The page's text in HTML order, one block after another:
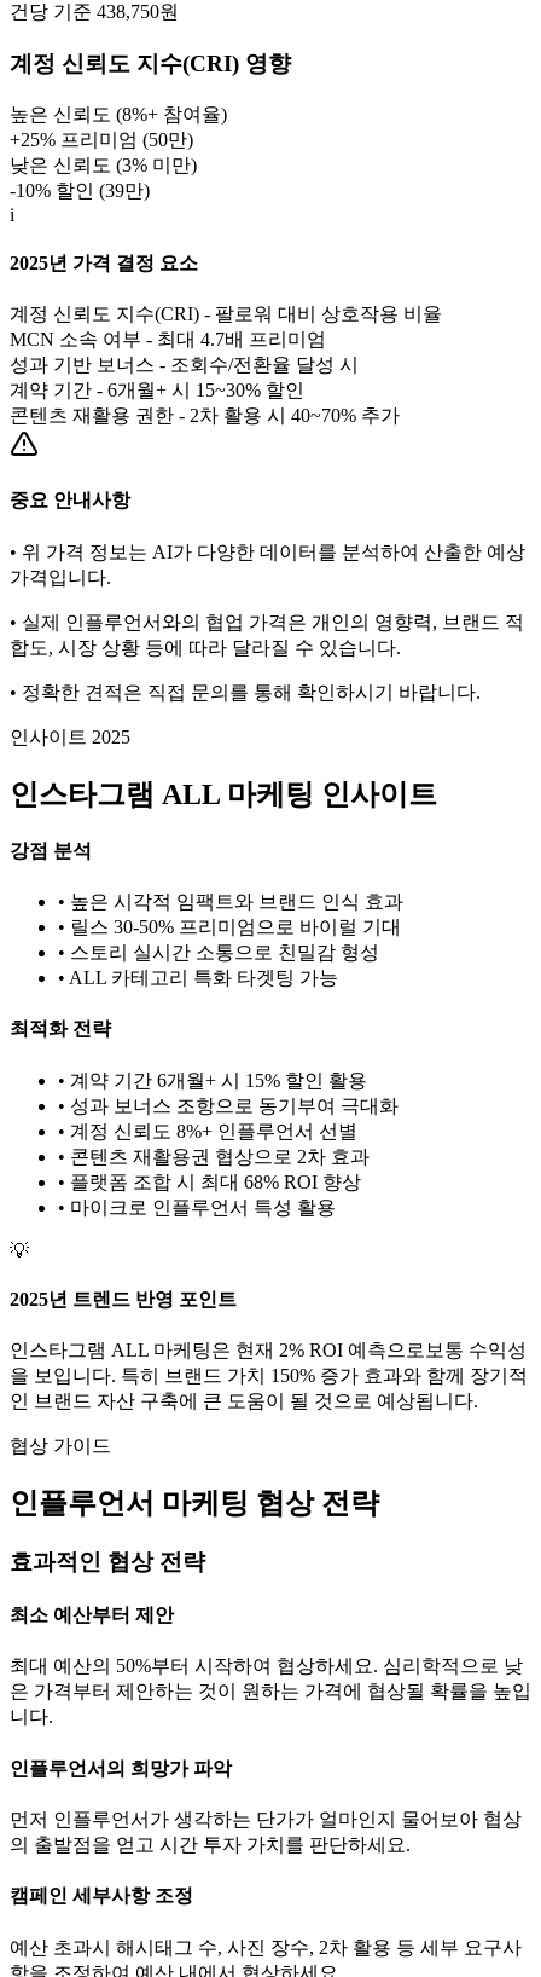
건당 기준 438,750원
계정 신뢰도 지수(CRI) 영향
높은 신뢰도 (8%+ 참여율)
+25% 프리미엄 (50만)
낮은 신뢰도 (3% 미만)
-10% 할인 (39만)
i
2025년 가격 결정 요소
계정 신뢰도 지수(CRI) - 팔로워 대비 상호작용 비율
MCN 소속 여부 - 최대 4.7배 프리미엄
성과 기반 보너스 - 조회수/전환율 달성 시
계약 기간 - 6개월+ 시 15~30% 할인
콘텐츠 재활용 권한 - 2차 활용 시 40~70% 추가
중요 안내사항
• 위 가격 정보는 AI가 다양한 데이터를 분석하여 산출한 예상
가격입니다.
• 실제 인플루언서와의 협업 가격은 개인의 영향력, 브랜드 적
합도, 시장 상황 등에 따라 달라질 수 있습니다.
• 정확한 견적은 직접 문의를 통해 확인하시기 바랍니다.
인사이트 2025
인스타그램 ALL 마케팅 인사이트
강점 분석
• 높은 시각적 임팩트와 브랜드 인식 효과
• 릴스 30-50% 프리미엄으로 바이럴 기대
• 스토리 실시간 소통으로 친밀감 형성
• ALL 카테고리 특화 타겟팅 가능
최적화 전략
• 계약 기간 6개월+ 시 15% 할인 활용
• 성과 보너스 조항으로 동기부여 극대화
• 계정 신뢰도 8%+ 인플루언서 선별
• 콘텐츠 재활용권 협상으로 2차 효과
• 플랫폼 조합 시 최대 68% ROI 향상
• 마이크로 인플루언서 특성 활용
💡
2025년 트렌드 반영 포인트
인스타그램 ALL 마케팅은 현재 2% ROI 예측으로 보통 수익성
을 보입니다. 특히 브랜드 가치
150% 증가 효과와 함께 장기적
인 브랜드 자산 구축에 큰 도움이 될 것으로 예상됩니다.
협상 가이드
인플루언서 마케팅 협상 전략
효과적인 협상 전략
최소 예산부터 제안
최대 예산의 50%부터 시작하여 협상하세요. 심리학적으로 낮
은 가격부터 제안하는 것이 원하는 가격에 협상될 확률을 높입
니다.
인플루언서의 희망가 파악
먼저 인플루언서가 생각하는 단가가 얼마인지 물어보아 협상
의 출발점을 얻고 시간 투자 가치를 판단하세요.
캠페인 세부사항 조정
예산 초과시 해시태그 수, 사진 장수, 2차 활용 등 세부 요구사
항을 조정하여 예산 내에서 협상하세요.